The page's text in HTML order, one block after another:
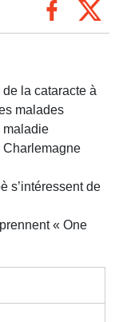
la cataracte à
malades
maladie
Charlemagne
s’intéressent de
« One